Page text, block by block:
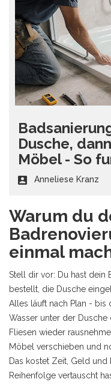
Dusche,
Möbel - So
Anneliese Kranz
Warum du
einmal
Stell dir vor: Du hast dein
bestellt, die Dusche
Alles läuft nach Plan - bis
Wasser unter der
Fliesen wieder
Möbel verschieben und
Das kostet Zeit, Geld
Reihenfolge vertauscht